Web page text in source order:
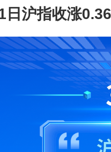
日沪指收涨
第一视频